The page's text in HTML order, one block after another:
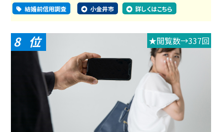
結婚前信用調査 小金井市 詳しくはこちら
8 ★閲覧数→337回